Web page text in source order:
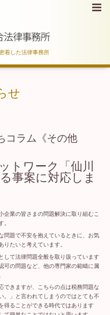
着した法律事務所
せ
コラム《その他
トワーク「仙川
事案に対応しま
業の皆さまの問題解決に取り組むこ
題で不安を抱えているときに、お気
たいと考えています。
て法律問題全般を取り扱っています
可の問題など、他の専門家の範疇に属
きますが、こちらの点は税務問題な
。」と言われてしまうのではとても不
得ることができる時代ではあります